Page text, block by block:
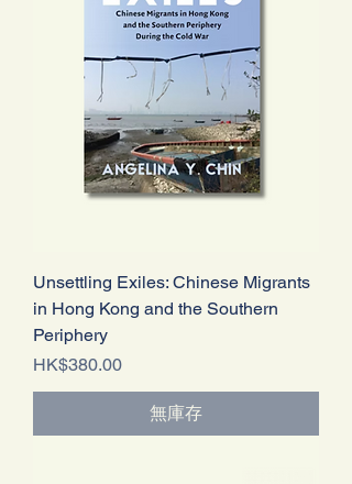
Unsettling Exiles: Chinese Migrants
in Hong Kong and the Southern
Periphery
價格
HK$380.00
無庫存